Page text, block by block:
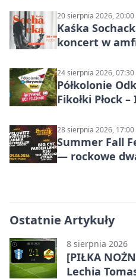
20 sierpnia 2026, 20:00
Kaśka
koncert w
24 sierpnia 2026, 07:30
Półkolonie
Fikołki Płock
28 sierpnia 2026, 17:00
Summer Fall
— rockowe
Ostatnie Artykuły
8 sierpnia 2026
[PIŁKA
Lechia